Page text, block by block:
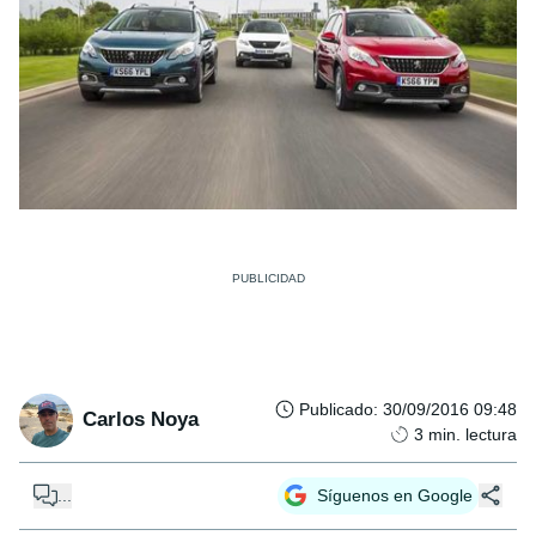
Carlos Noya Publicado: 30/09/2016 09:48
3 min. lectura
Síguenos en Google